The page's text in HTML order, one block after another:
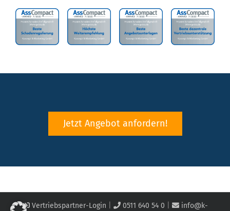
Jetzt Angebot anfordern!
Vertriebspartner-Login 0511 640 54 0 info@k-